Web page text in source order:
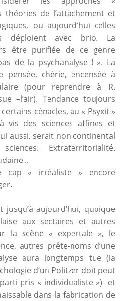
théories de l’attachement et
ou aujourd’hui celles
déploient avec brio. La
être purifiée de ce genre
de la psychanalyse ! ». La
pensée, chérie, encensée à
(pour reprendre à R.
–l’air). Tendance toujours
cénacles, au « Psyxit »
vis des sciences affines et
aussi, serait non continental
Extraterritorialité.
cap « irréaliste » encore
aujourd’hui, quoique
aux sectaires et autres
la scène « expertale », le
autres prête-noms d’une
aura longtemps tue (la
d’un Politzer doit peut
pris « individualiste ») et
dans la fabrication de